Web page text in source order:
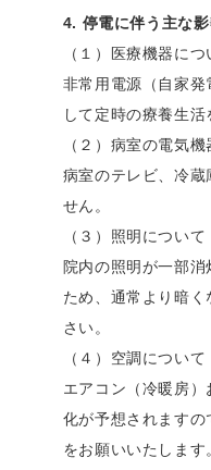
4. 停電に伴う主な
（１）医療機器につ
非常用電源（自家
して定時の療養生活
（２）病室の電気
病室のテレビ、冷蔵
せん。
（３）照明について
院内の照明が一部
ため、通常より暗
さい。
（４）空調について
エアコン（冷暖房
化が予想されます
をお願いいたします